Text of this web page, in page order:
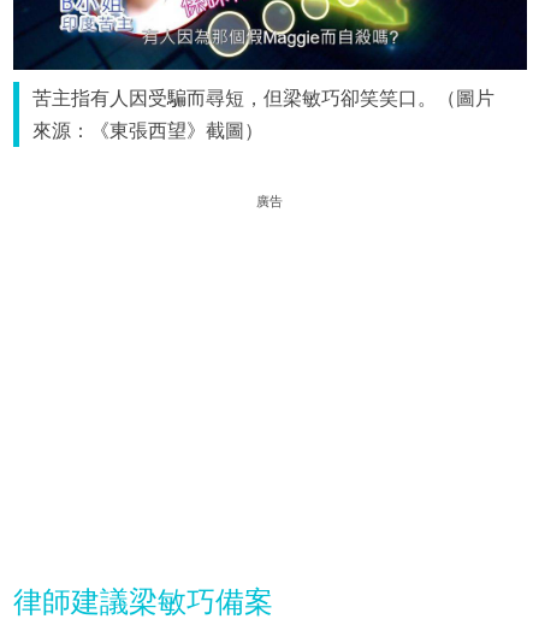
苦主指有人因受騙而尋短，但梁敏巧卻笑笑口。（圖片
來源：《東張西望》截圖）
廣告
律師建議梁敏巧備案